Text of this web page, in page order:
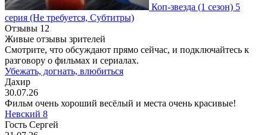
Коп-звезда (1 сезон) 5
серия (Не требуется, Субтитры)
Отзывы 12
Живые отзывы зрителей
Смотрите, что обсуждают прямо сейчас, и подключайтесь к
разговору о фильмах и сериалах.
Убежать, догнать, влюбиться
Дахир
30.07.26
Фильм очень хороший весёлый и места очень красивые!
Невский 8
Гость Сергей